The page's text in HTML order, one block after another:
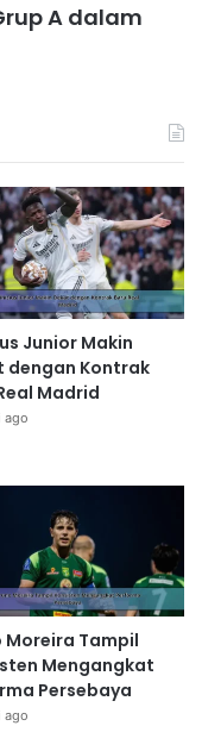
A dalam
Junior Makin
dengan Kontrak
Madrid
ago
Moreira Tampil
Mengangkat
Persebaya
ago